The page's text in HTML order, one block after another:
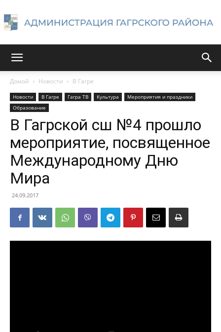
Гагрского
района
Домой Новости В Гагре
Новости В Гагре Гагра ТВ Культура
Мероприятия и праздники
Образование
В Гагрской сш №4 прошло
мероприятие, посвященное
Международному Дню
Мира
24.09.2017